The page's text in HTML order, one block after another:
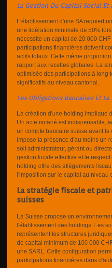
La Gestion Du Capital Social
L'établissement d'une SA requiert
une libération minimale de 50%
nécessite un capital de 20 000
participations financières doivent
actifs totaux. Cette même
rapport aux recettes globales. La
optimisée des participations à long
significatifs au niveau cantonal.
Les Obligations Bancaires Et
La création d'une holding implique
Un acte notarié est indispensable,
un compte bancaire suisse avant
impose la présence d'au moins un
soit administrateur, gérant ou
gestion locale effective et le
holding offre des allègements
l'imposition sur le capital au niveau
La stratégie fiscale et
suisses
La Suisse propose un
l'établissement des holdings. Les
représentent les structures
de capital minimum de 100 000
une SARL. Cette configuration
participations financières dans